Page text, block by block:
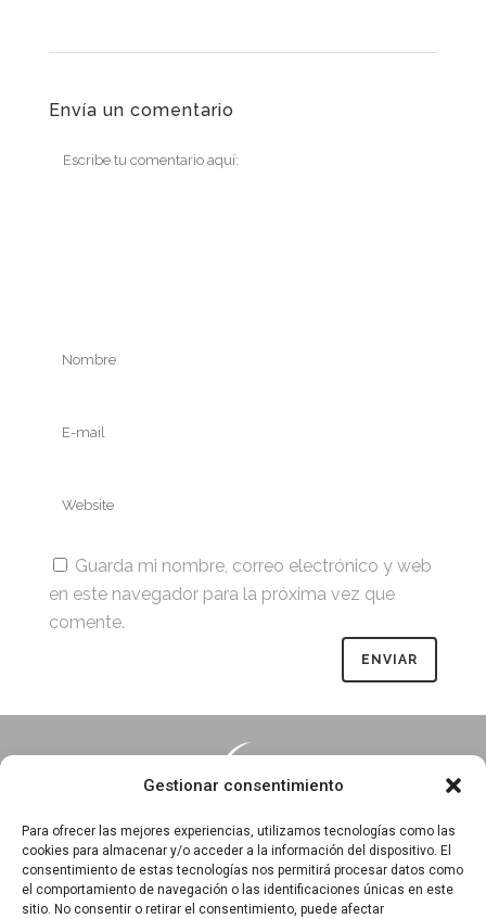
Gestionar consentimiento
Para ofrecer las mejores experiencias, utilizamos tecnologías como las
cookies para almacenar y/o acceder a la información del dispositivo. El
consentimiento de estas tecnologías nos permitirá procesar datos como
el comportamiento de navegación o las identificaciones únicas en este
sitio. No consentir o retirar el consentimiento, puede afectar
Envía un comentario
Guarda mi nombre, correo electrónico y web
en este navegador para la próxima vez que
comente.
Essentia · Espacio Terapéutico y Escuela de Yoga
C/Arrabal 25, 1°A y 1ºB 39003